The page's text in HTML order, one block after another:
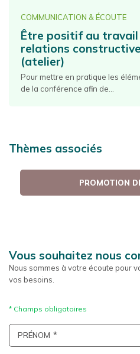
COMMUNICATION & ÉCOUTE
Être positif au travail
relations
(atelier)
Pour mettre en pratique les
de la conférence afin de...
Thèmes associés
PROMOTION
Vous souhaitez nous
Nous sommes à votre écoute pour
vos besoins.
PRÉNOM